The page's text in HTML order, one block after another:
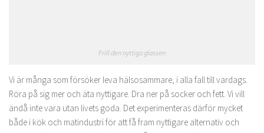
Frill den nyttiga glassen
Vi är många som försöker leva hälsosammare, i alla fall till vardags.
Röra på sig mer och äta nyttigare. Dra ner på socker och fett. Vi vill
ändå inte vara utan livets goda. Det experimenteras därför mycket
både i kök och matindustri för att få fram nyttigare alternativ och